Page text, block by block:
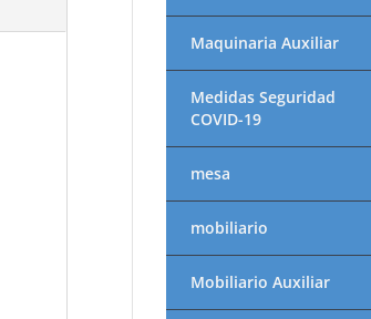
Maquinaria Auxiliar
Medidas Seguridad
COVID-19
mesa
mobiliario
Mobiliario Auxiliar